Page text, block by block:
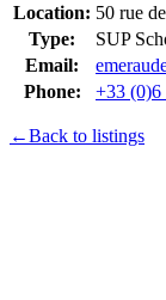
Location: 50 rue
Type:
SUP
Email:
Phone:
+33 (0)6
←Back to listings